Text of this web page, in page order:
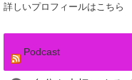
詳しいプロフィールはこちら
Podcast